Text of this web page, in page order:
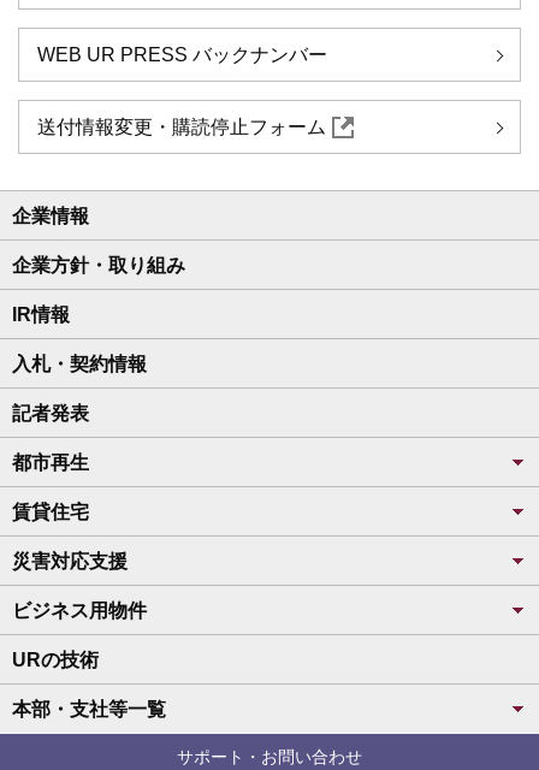
WEB UR PRESS バックナンバー
送付情報変更・購読停止フォーム
企業情報
企業方針・取り組み
IR情報
入札・契約情報
記者発表
都市再生
賃貸住宅
災害対応支援
ビジネス用物件
URの技術
本部・支社等一覧
サポート・お問い合わせ